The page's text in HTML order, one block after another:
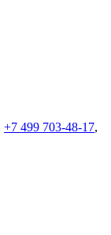
+7 499 703-48-17,